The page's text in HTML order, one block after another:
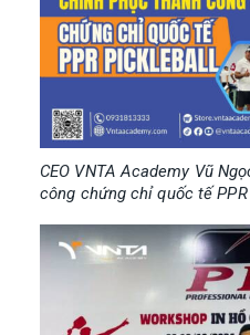
CEO VNTA Academy Vũ
công chứng chỉ quốc tế